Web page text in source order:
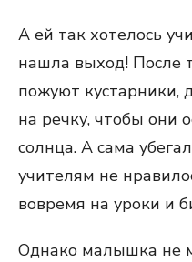
А ей так хотелось
нашла выход! После
пожуют кустарники,
на речку, чтобы они
солнца. А сама
учителям не
вовремя на уроки и
Однако малышка не